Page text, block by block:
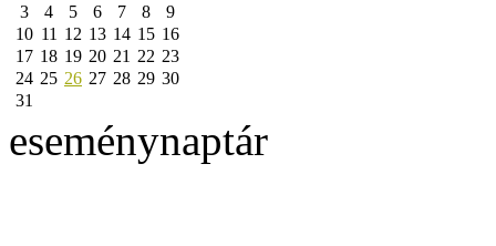
3
4 5 6 7 8
9
10 11 12 13 14 15 16
17 18 19 20 21 22 23
24 25 26 27 28 29 30
31
eseménynaptár